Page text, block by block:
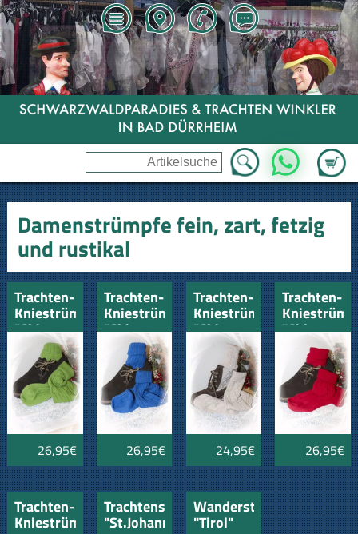
Zum
WhatsApp
Damenstrümpfe fein, zart, fetzig
und rustikal
Trachten-
Kniestrümpfe
"Chiemsee"
apfelgrün
26,95€
Trachten-
Kniestrümpfe
"Chiemsee"
blau
26,95€
Trachten-
Kniestrümpfe
"Chiemsee"
natur
24,95€
Trachten-
"Chiemsee"
26,95€
Trachten-
Kniestrümpfe
Trachtenstrumpf
"St.Johann"
Wanderstrumpf
"Tirol"